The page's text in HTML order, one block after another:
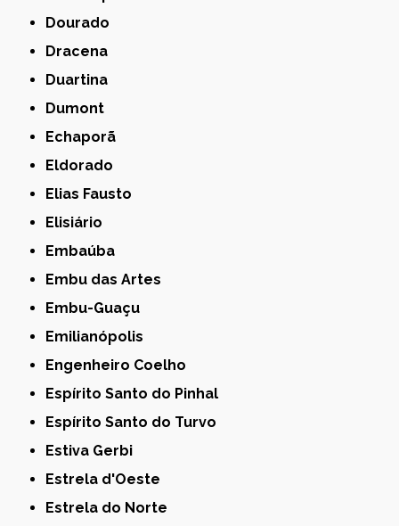
Dourado
Dracena
Duartina
Dumont
Echaporã
Eldorado
Elias Fausto
Elisiário
Embaúba
Embu das Artes
Embu-Guaçu
Emilianópolis
Engenheiro Coelho
Espírito Santo do Pinhal
Espírito Santo do Turvo
Estiva Gerbi
Estrela d'Oeste
Estrela do Norte